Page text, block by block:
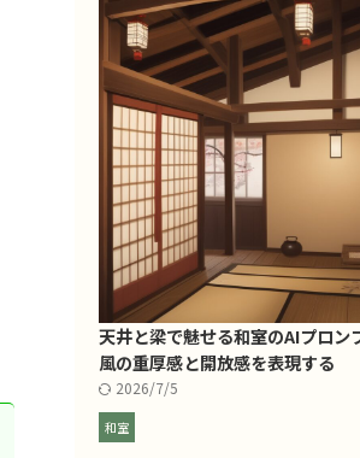
天井と梁で魅せる和室のAIプロン
風の重厚感と開放感を表現する
2026/7/5
和室